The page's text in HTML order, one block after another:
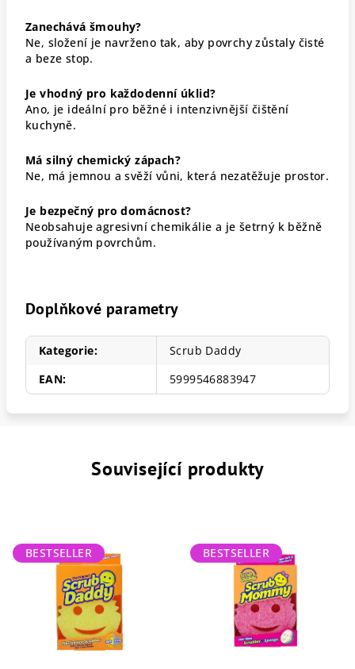
Zanechává šmouhy?
Ne, složení je navrženo tak, aby povrchy zůstaly čisté
a beze stop.
Je vhodný pro každodenní úklid?
Ano, je ideální pro běžné i intenzivnější čištění
kuchyně.
Má silný chemický zápach?
Ne, má jemnou a svěží vůni, která nezatěžuje prostor.
Je bezpečný pro domácnost?
Neobsahuje agresivní chemikálie a je šetrný k běžně
používaným povrchům.
Doplňkové parametry
Kategorie:
Scrub Daddy
EAN: 5999546883947
Související produkty
BESTSELLER BESTSELLER